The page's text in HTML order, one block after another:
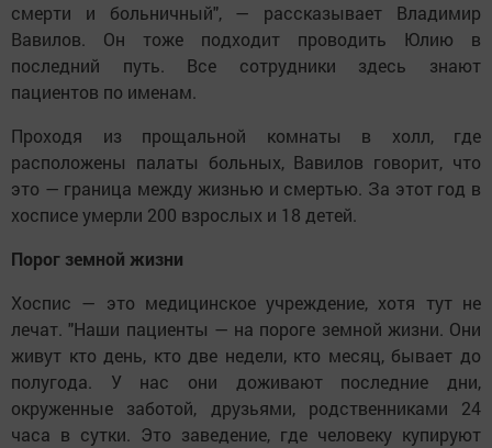
смерти и больничный", — рассказывает Владимир
Вавилов. Он тоже подходит проводить Юлию в
последний путь. Все сотрудники здесь знают
пациентов по именам.
Проходя из прощальной комнаты в холл, где
расположены палаты больных, Вавилов говорит, что
это — граница между жизнью и смертью. За этот год в
хосписе умерли 200 взрослых и 18 детей.
Порог земной жизни
Хоспис — это медицинское учреждение, хотя тут не
лечат. "Наши пациенты — на пороге земной жизни. Они
живут кто день, кто две недели, кто месяц, бывает до
полугода. У нас они доживают последние дни,
окруженные заботой, друзьями, родственниками 24
часа в сутки. Это заведение, где человеку купируют